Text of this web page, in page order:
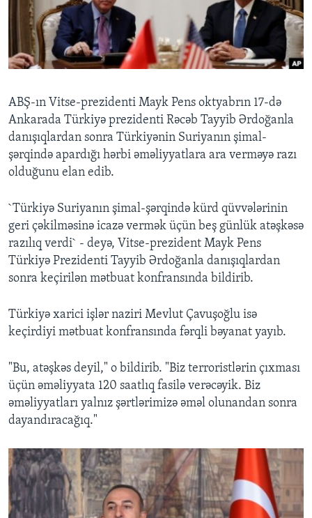
BIZI IZLƏYIN
Dillər
ABŞ-ın Vitse-prezidenti Mayk Pens oktyabrın 17-də
Ankarada Türkiyə prezidenti Rəcəb Tayyib Ərdoğanla
danışıqlardan sonra Türkiyənin Suriyanın şimal-
şərqində apardığı hərbi əməliyyatlara ara verməyə razı
olduğunu elan edib.
`Türkiyə Suriyanın şimal-şərqində kürd qüvvələrinin
geri çəkilməsinə icazə vermək üçün beş günlük atəşkəsə
razılıq verdi` - deyə, Vitse-prezident Mayk Pens
Türkiyə Prezidenti Tayyib Ərdoğanla danışıqlardan
sonra keçirilən mətbuat konfransında bildirib.
Türkiyə xarici işlər naziri Mevlut Çavuşoğlu isə
keçirdiyi mətbuat konfransında fərqli bəyanat yayıb.
"Bu, atəşkəs deyil," o bildirib. "Biz terroristlərin çıxması
üçün əməliyyata 120 saatlıq fasilə verəcəyik. Biz
əməliyyatları yalnız şərtlərimizə əməl olunandan sonra
dayandıracağıq."